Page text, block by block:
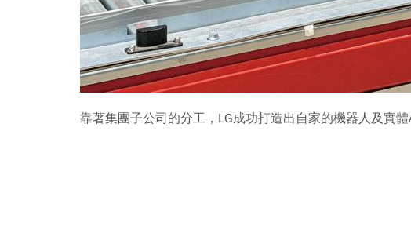
靠著集團子公司的分工，LG成功打造出自家的機器人及實